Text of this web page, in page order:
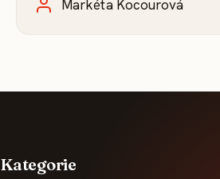
Markéta Kocourová
Kategorie